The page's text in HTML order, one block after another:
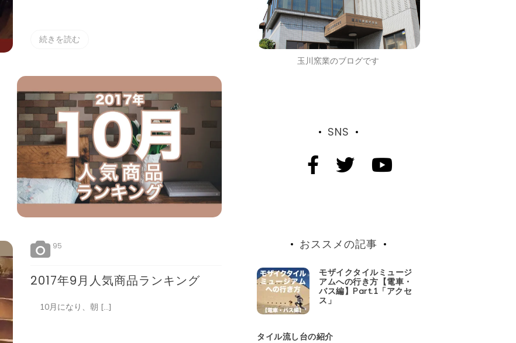
続きを読む
95
2017年9月人気商品ランキング
10月になり、朝 […]
玉川窯業のブログです
SNS
おススメの記事
モザイクタイルミュージ
アムへの行き方【電車・
バス編】Part.1「アクセ
ス」
タイル流し台の紹介